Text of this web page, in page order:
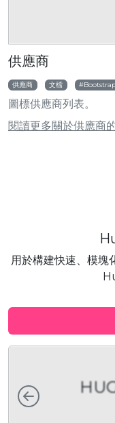
供應商
供應商 文檔
圖標供應商列表。
閱讀更多關於供應商的
用於構建快速、模塊
向左